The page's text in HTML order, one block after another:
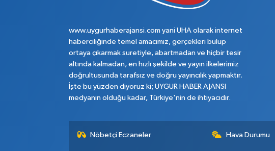
www.uygurhaberajansi.com yani UHA olarak internet
haberciliğinde temel amacımız, gerçekleri bulup
ortaya çıkarmak suretiyle, abartmadan ve hiçbir tesir
altında kalmadan, en hızlı şekilde ve yayın ilkelerimiz
doğrultusunda tarafsız ve doğru yayıncılık yapmaktır.
İşte bu yüzden diyoruz ki; UYGUR HABER AJANSI
medyanın olduğu kadar, Türkiye'nin de ihtiyacıdır.
Nöbetçi Eczaneler Hava Durumu